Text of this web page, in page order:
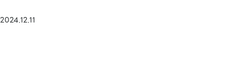
2024.12.11